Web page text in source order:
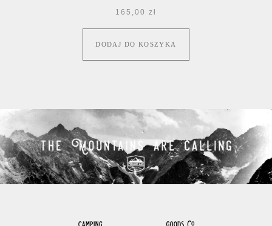
165,00 zł
DODAJ DO KOSZYKA